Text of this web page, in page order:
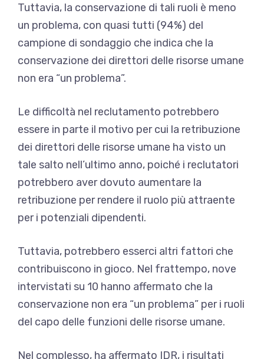
Tuttavia, la conservazione di tali ruoli è meno
un problema, con quasi tutti (94%) del
campione di sondaggio che indica che la
conservazione dei direttori delle risorse umane
non era “un problema”.
Le difficoltà nel reclutamento potrebbero
essere in parte il motivo per cui la retribuzione
dei direttori delle risorse umane ha visto un
tale salto nell’ultimo anno, poiché i reclutatori
potrebbero aver dovuto aumentare la
retribuzione per rendere il ruolo più attraente
per i potenziali dipendenti.
Tuttavia, potrebbero esserci altri fattori che
contribuiscono in gioco. Nel frattempo, nove
intervistati su 10 hanno affermato che la
conservazione non era “un problema” per i ruoli
del capo delle funzioni delle risorse umane.
Nel complesso, ha affermato IDR, i risultati